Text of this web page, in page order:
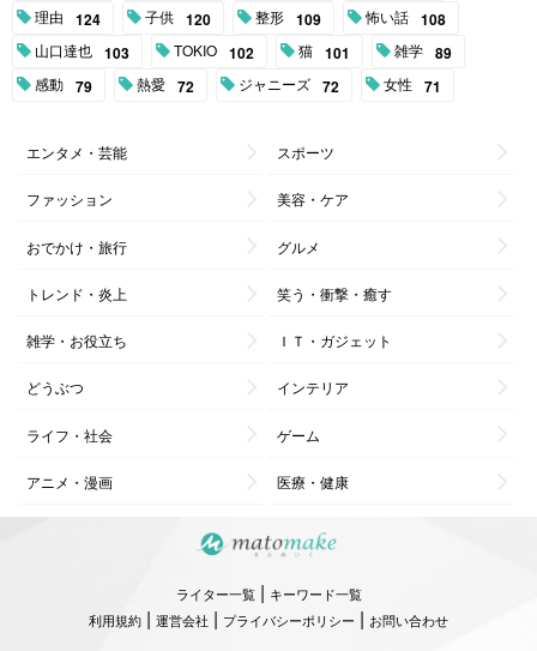
理由 124 子供 120 整形 109 怖い話 108
山口達也 103 TOKIO 102 猫 101 雑学 89
感動 79 熱愛 72 ジャニーズ 72 女性 71
エンタメ・芸能 スポーツ
ファッション 美容・ケア
おでかけ・旅行 グルメ
トレンド・炎上 笑う・衝撃・癒す
雑学・お役立ち ＩＴ・ガジェット
どうぶつ インテリア
ライフ・社会 ゲーム
アニメ・漫画 医療・健康
ライター一覧| キーワード一覧
利用規約 | 運営会社 | プライバシーポリシー | お問い合わせ